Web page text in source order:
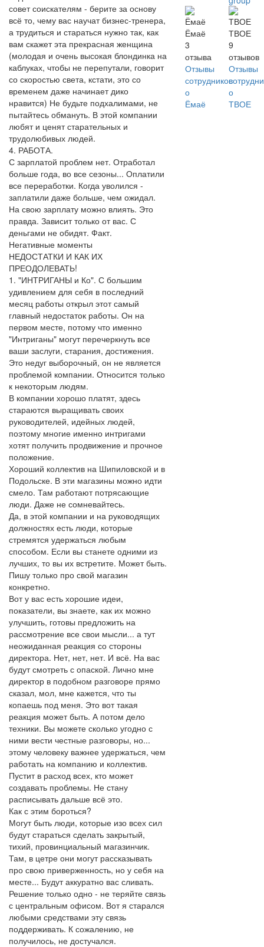
совет соискателям - берите за основу
всё то, чему вас научат бизнес-тренера,
а трудиться и стараться нужно так, как
вам скажет эта прекрасная женщина
(молодая и очень высокая блондинка на
каблуках, чтобы не перепутали, говорит
со скоростью света, кстати, это со
временем даже начинает дико
нравится) Не будьте подхалимами, не
пытайтесь обмануть. В этой компании
любят и ценят старательных и
трудолюбивых людей.
4. РАБОТА.
С зарплатой проблем нет. Отработал
больше года, во все сезоны... Оплатили
все переработки. Когда уволился -
заплатили даже больше, чем ожидал.
На свою зарплату можно влиять. Это
правда. Зависит только от вас. С
деньгами не обидят. Факт.
Негативные моменты
НЕДОСТАТКИ И КАК ИХ
ПРЕОДОЛЕВАТЬ!
1. "ИНТРИГАНЫ и Ко". С большим
удивлением для себя в последний
месяц работы открыл этот самый
главный недостаток работы. Он на
первом месте, потому что именно
"Интриганы" могут перечеркнуть все
ваши заслуги, старания, достижения.
Это недуг выборочный, он не является
проблемой компании. Относится только
к некоторым людям.
В компании хорошо платят, здесь
стараются выращивать своих
руководителей, идейных людей,
поэтому многие именно интригами
хотят получить продвижение и прочное
положение.
Хороший коллектив на Шипиловской и в
Подольске. В эти магазины можно идти
смело. Там работают потрясающие
люди. Даже не сомневайтесь.
Да, в этой компании и на руководящих
должностях есть люди, которые
стремятся удержаться любым
способом. Если вы станете одними из
лучших, то вы их встретите. Может быть.
Пишу только про свой магазин
конкретно.
Вот у вас есть хорошие идеи,
показатели, вы знаете, как их можно
улучшить, готовы предложить на
рассмотрение все свои мысли... а тут
неожиданная реакция со стороны
директора. Нет, нет, нет. И всё. На вас
будут смотреть с опаской. Лично мне
директор в подобном разговоре прямо
сказал, мол, мне кажется, что ты
копаешь под меня. Это вот такая
реакция может быть. А потом дело
техники. Вы можете сколько угодно с
ними вести честные разговоры, но...
этому человеку важнее удержаться, чем
работать на компанию и коллектив.
Пустит в расход всех, кто может
создавать проблемы. Не стану
расписывать дальше всё это.
Как с этим бороться?
Могут быть люди, которые изо всех сил
будут стараться сделать закрытый,
тихий, провинциальный магазинчик.
Там, в цетре они могут рассказывать
про свою приверженность, но у себя на
месте... Будут аккуратно вас сливать.
Решение только одно - не теряйте связь
с центральным офисом. Вот я старался
любыми средствами эту связь
поддерживать. К сожалению, не
получилось, не достучался.
Ёмаё
3
отзыва
Отзывы
сотрудников
о
Ёмаё
ТВОЕ
9
отзывов
Отзывы
о
ТВОЕ